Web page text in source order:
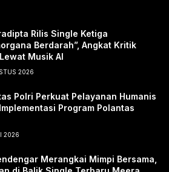
Rilis Single Ketiga
Berdarah”, Angkat Kritik
Musik AI
2026
Polri Perkuat Pelayanan Humanis
Program Polantas
2026
Merangkai Mimpi Bersama,